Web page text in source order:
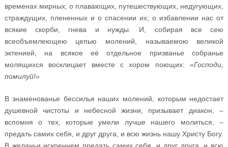
временах мирных; о плавающих, путешествующих, недугующих,
страждущих, плененных и о спасении их; о избавлении нас от
всякие скорби, гнева и нужды. И, собирая все сею
всеобъемлеющею цепью молений, называемою великой
эктенией, на всякое её отдельное призванье собранье
молящихся восклицает вместе с хором поющих:«Господи,
помилуй!»
В знаменованье бессилья наших молений, которым недостает
душевной чистоты и небесной жизни, призывает диакон, –
вспомня о тех, которые умели лучше нашего молиться, –
предать самих себя, и друг друга, и всю жизнь нашу Христу Богу.